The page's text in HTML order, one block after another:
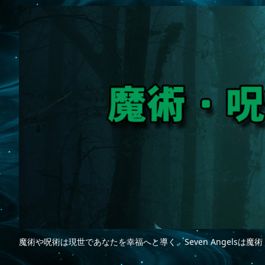
魔術や呪術は現世であなたを幸福へと導く。Seven Angelsは魔